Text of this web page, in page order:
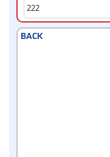
BACK